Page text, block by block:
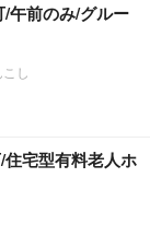
/午前のみ/グルー
し
住宅型有料老人ホ